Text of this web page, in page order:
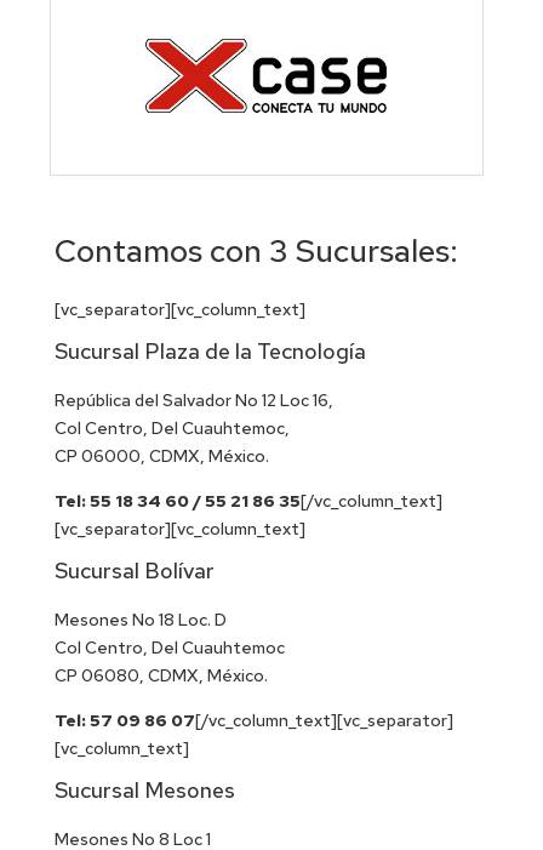
Contamos con 3 Sucursales:
[vc_separator][vc_column_text]
Sucursal Plaza de la Tecnología
República del Salvador No 12 Loc 16,
Col Centro, Del Cuauhtemoc,
CP 06000, CDMX, México.
Tel: 55 18 34 60 / 55 21 86 35[/vc_column_text]
[vc_separator][vc_column_text]
Sucursal Bolívar
Mesones No 18 Loc. D
Col Centro, Del Cuauhtemoc
CP 06080, CDMX, México.
Tel: 57 09 86 07[/vc_column_text][vc_separator]
[vc_column_text]
Sucursal Mesones
Mesones No 8 Loc 1